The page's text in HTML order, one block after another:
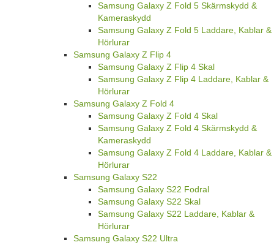
Samsung Galaxy Z Fold 5 Skärmskydd &
Kameraskydd
Samsung Galaxy Z Fold 5 Laddare, Kablar &
Hörlurar
Samsung Galaxy Z Flip 4
Samsung Galaxy Z Flip 4 Skal
Samsung Galaxy Z Flip 4 Laddare, Kablar &
Hörlurar
Samsung Galaxy Z Fold 4
Samsung Galaxy Z Fold 4 Skal
Samsung Galaxy Z Fold 4 Skärmskydd &
Kameraskydd
Samsung Galaxy Z Fold 4 Laddare, Kablar &
Hörlurar
Samsung Galaxy S22
Samsung Galaxy S22 Fodral
Samsung Galaxy S22 Skal
Samsung Galaxy S22 Laddare, Kablar &
Hörlurar
Samsung Galaxy S22 Ultra